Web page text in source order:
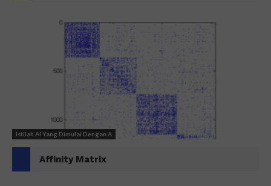
Istilah AI Yang Dimulai Dengan A
Affinity Matrix